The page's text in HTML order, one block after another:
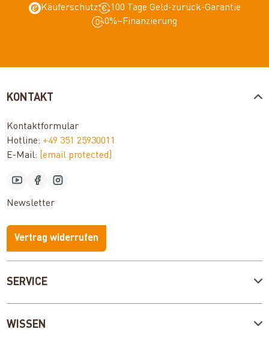
Käuferschutz
100 Tage Geld-zurück-Garantie
0%–Finanzierung
SERVICE
WISSEN
KONTAKT
Kontaktformular
Hotline: +49 351 25930011
E-Mail:
[email protected]
Newsletter
Vertrag widerrufen